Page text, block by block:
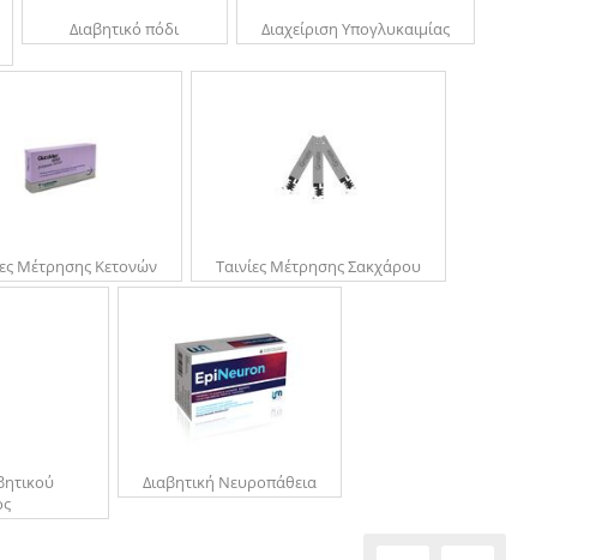
Διαβητικό πόδι Διαχείριση Υπογλυκαιμίας
Μέτρησης Κετονών Ταινίες Μέτρησης Σακχάρου
Διαβητική Νευροπάθεια